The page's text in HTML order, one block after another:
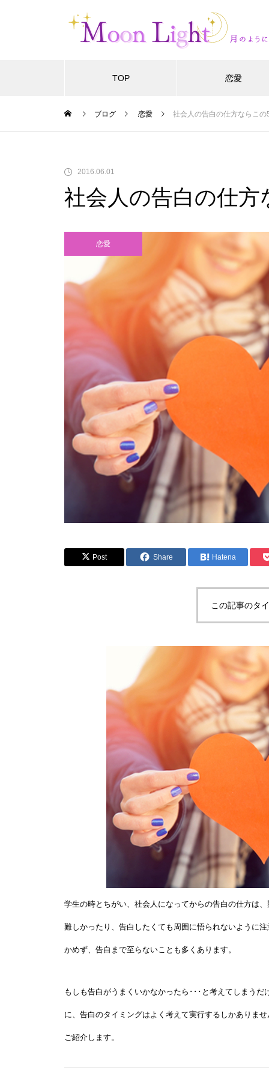
TOP 恋愛
ブログ 恋愛 社会人の告白の仕方ならこの
2016.06.01
社会人の告白の仕
恋愛
Post Share Hatena
この記事のタ
学生の時とちがい、社会人になってからの告白の仕方は
難しかったり、告白したくても周囲に悟られないように
かめず、告白まで至らないことも多くあります。
もしも告白がうまくいかなかったら･･･と考えてしまう
に、告白のタイミングはよく考えて実行するしかありま
ご紹介します。